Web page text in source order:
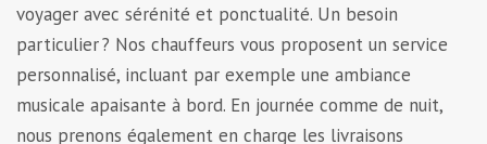
voyager avec sérénité et ponctualité. Un besoin
particulier ? Nos chauffeurs vous proposent un service
personnalisé, incluant par exemple une ambiance
musicale apaisante à bord. En journée comme de nuit,
nous prenons également en charge les livraisons